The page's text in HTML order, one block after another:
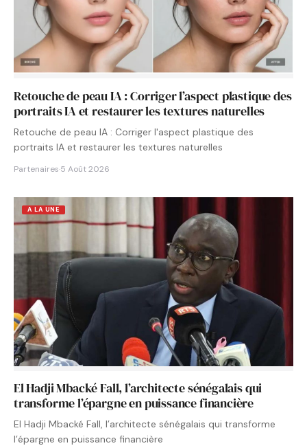
Retouche de peau IA : Corriger l’aspect plastique des
portraits IA et restaurer les textures naturelles
Retouche de peau IA : Corriger l'aspect plastique des
portraits IA et restaurer les textures naturelles
Partenaires·5 Août 2026
A LA UNE
El Hadji Mbacké Fall, l’architecte sénégalais qui
transforme l’épargne en puissance financière
El Hadji Mbacké Fall, l’architecte sénégalais qui transforme
l’épargne en puissance financière